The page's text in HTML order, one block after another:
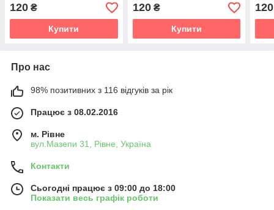
120 ₴
Купити
120₴
Купити
120
Про нас
98% позитивних з 116 відгуків за рік
Працює з 08.02.2016
м. Рівне
вул.Мазепи 31, Рівне, Україна
Контакти
Сьогодні працює з 09:00 до 18:00
Показати весь графік роботи